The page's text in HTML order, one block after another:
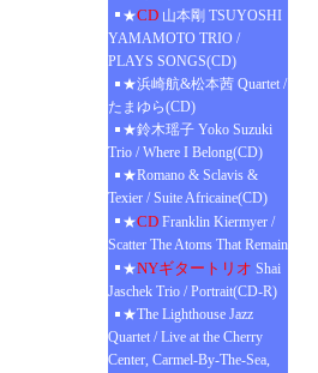
★CD 山本剛 TSUYOSHI
YAMAMOTO TRIO /
PLAYS SONGS(CD)
★浜崎航&松本茜 Quartet /
たまゆら(CD)
★鈴木瑶子 Yoko Suzuki
Trio / Where I Belong(CD)
★Romano & Sclavis &
Texier / Suite Africaine(CD)
★CD Franklin Kiermyer /
Scatter The Atoms That Remain
★NYギタートリオ Shai
Jaschek Trio / Portrait(CD-R)
★The Lighthouse Jazz
Quartet / Live at the Cherry
Center, Carmel-By-The-Sea,